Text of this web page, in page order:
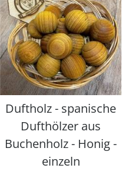
Duftholz - spanische
Dufthölzer aus
Buchenholz - Honig -
einzeln